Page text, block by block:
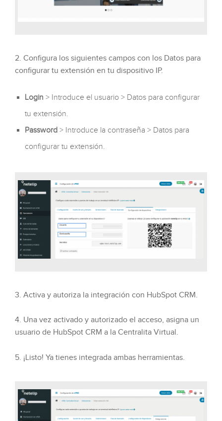
2. Configura los siguientes campos con los Datos para
configurar tu extensión en tu dispositivo IP.
Login > Introduce el usuario > Datos para configurar
tu extensión.
Password > Introduce la contraseña > Datos para
configurar tu extensión.
3. Activa y autoriza la integración con HubSpot CRM.
4. Una vez activado y autorizado el acceso, asigna un
usuario de HubSpot CRM a la Centralita Virtual.
5. ¡Listo! Ya tienes integrada ambas herramientas.